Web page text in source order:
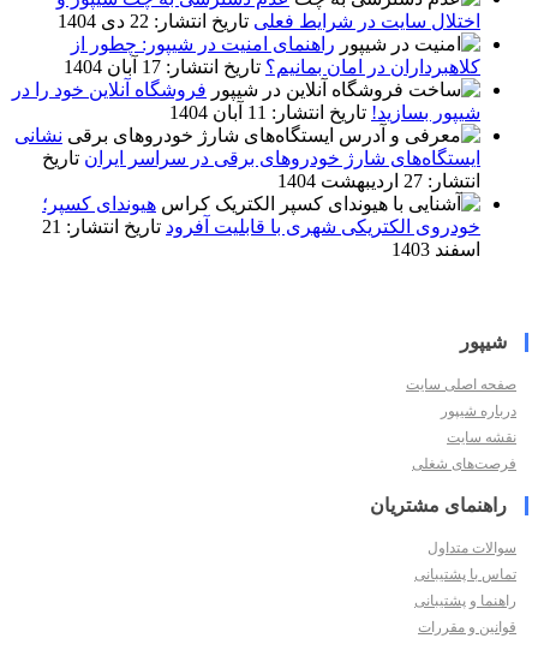
اختلال سایت در شرایط فعلی تاریخ انتشار: 22 دی 1404
راهنمای امنیت در شیپور: چطور از
کلاهبرداران در امان بمانیم؟ تاریخ انتشار: 17 آبان 1404
فروشگاه آنلاین خود را در
شیپور بسازید! تاریخ انتشار: 11 آبان 1404
نشانی
ایستگاه‌های شارژ خودروهای برقی در سراسر ایران تاریخ
انتشار: 27 اردیبهشت 1404
هیوندای کسپر؛
خودروی الکتریکی شهری با قابلیت آفرود
تاریخ انتشار: 21
اسفند 1403
شیپور
صفحه اصلی سایت
درباره شیپور
نقشه سایت
فرصت‌های شغلی
راهنمای مشتریان
سوالات متداول
تماس با پشتیبانی
راهنما و پشتیبانی
قوانین و مقررات